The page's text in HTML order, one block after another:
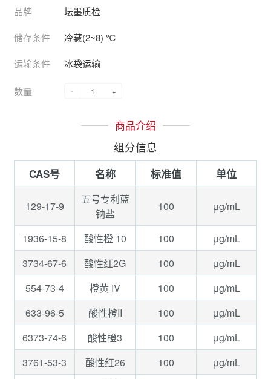
品牌 坛墨质检
储存条件 冷藏(2~8) ℃
运输条件 冰袋运输
数量 - +
商品介绍
组分信息
CAS号 名称 标准值 单位
129-17-9
五号专利蓝
钠盐
100 μg/mL
1936-15-8 酸性橙 10 100
μg/mL
3734-67-6
酸性红2G 100
μg/mL
554-73-4
橙黄 IV 100
μg/mL
633-96-5
酸性橙II 100
μg/mL
6373-74-6
酸性橙3 100
μg/mL
3761-53-3
酸性红26 100
μg/mL